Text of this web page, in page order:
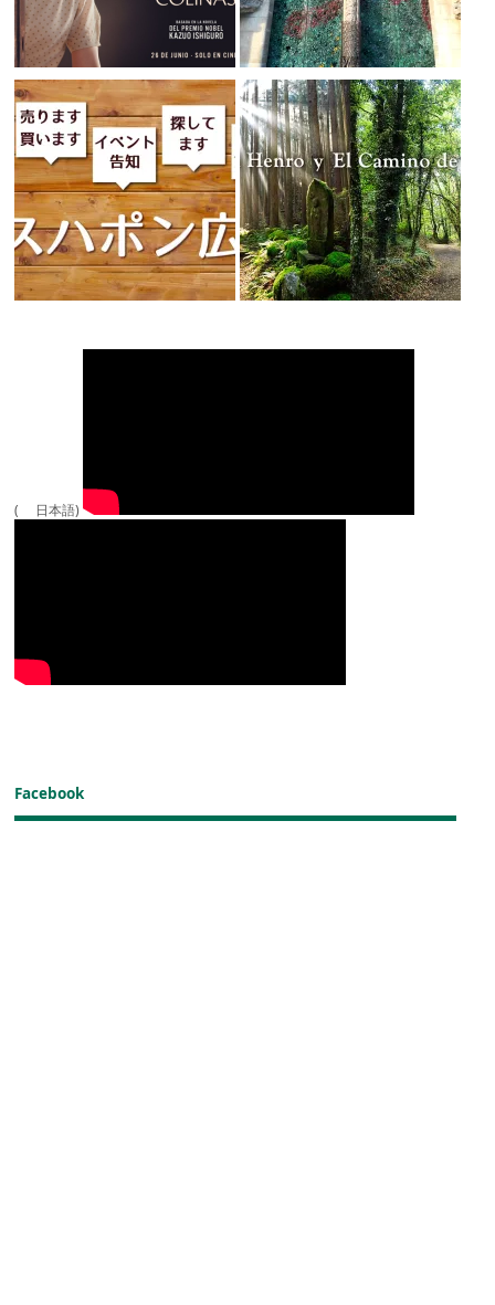
( 日本語)
Facebook